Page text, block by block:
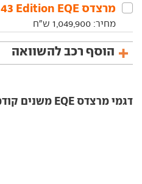
מרצדס‏ EQE‏ AMG 43 Edition
מחיר: 1,049,900 ש"ח
הוסף רכב להשוואה
דגמי מרצדס EQE משנים קודמות